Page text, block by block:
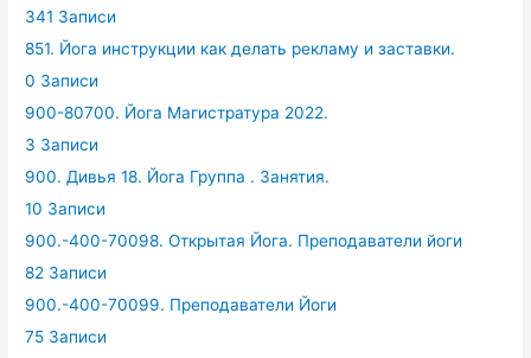
341 Записи
851. Йога инструкции как делать рекламу и заставки.
0 Записи
900-80700. Йога Магистратура 2022.
3 Записи
900. Дивья 18. Йога Группа . Занятия.
10 Записи
900.-400-70098. Открытая Йога. Преподаватели йоги
82 Записи
900.-400-70099. Преподаватели Йоги
75 Записи